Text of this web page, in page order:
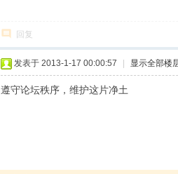
回复
发表于 2013-1-17 00:00:57 显示全部楼
遵守论坛秩序，维护这片净土